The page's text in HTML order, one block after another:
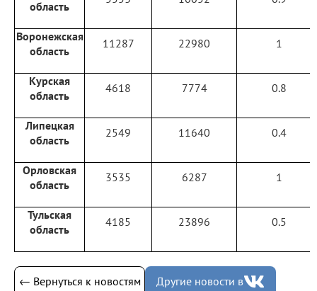
область
Воронежская
область
11287 22980 1
Курская
область
4618 7774 0.8
Липецкая
область
2549 11640 0.4
Орловская
область
3535 6287 1
Тульская
область
4185 23896 0.5
← Вернуться к новостям Другие новости в